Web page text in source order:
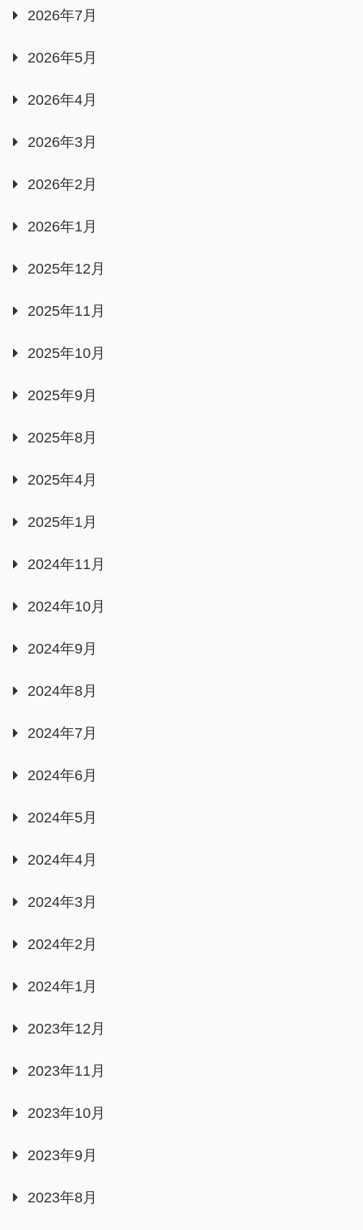
2026年7月
2026年5月
2026年4月
2026年3月
2026年2月
2026年1月
2025年12月
2025年11月
2025年10月
2025年9月
2025年8月
2025年4月
2025年1月
2024年11月
2024年10月
2024年9月
2024年8月
2024年7月
2024年6月
2024年5月
2024年4月
2024年3月
2024年2月
2024年1月
2023年12月
2023年11月
2023年10月
2023年9月
2023年8月